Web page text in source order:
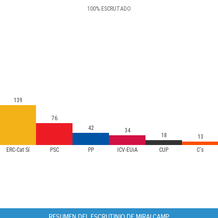
100% ESCRUTADO
ERC-Cat Sí PSC PP ICV-EUiA CUP C's
139
76
42
34
18 13